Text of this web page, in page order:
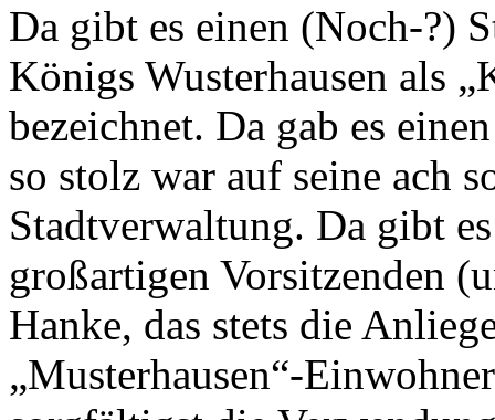
Da gibt es einen (Noch-?)
Königs Wusterhausen als
bezeichnet. Da gab es
so stolz war auf seine ach
Stadtverwaltung. Da gibt
großartigen Vorsitzenden
Hanke, das stets die
„Musterhausen“-